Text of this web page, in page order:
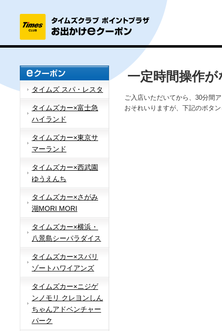
タイムズ スパ・レスタ
タイムズカー×富士急
ハイランド
タイムズカー×東京サ
マーランド
タイムズカー×西武園
ゆうえんち
タイムズカー×さがみ
湖MORI MORI
タイムズカー×横浜・
八景島シーパラダイス
タイムズカー×スパリ
ゾートハワイアンズ
タイムズカー×ニジゲ
ンノモリ クレヨンしん
ちゃんアドベンチャー
パーク
一定時間操作
ご入店いただいてから、30分間
おそれいりますが、下記のボタ